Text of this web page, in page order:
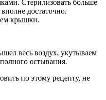
Стерилизовать больше
достаточно.
крышки.
весь воздух, укутываем
остывания.
по этому рецепту, не